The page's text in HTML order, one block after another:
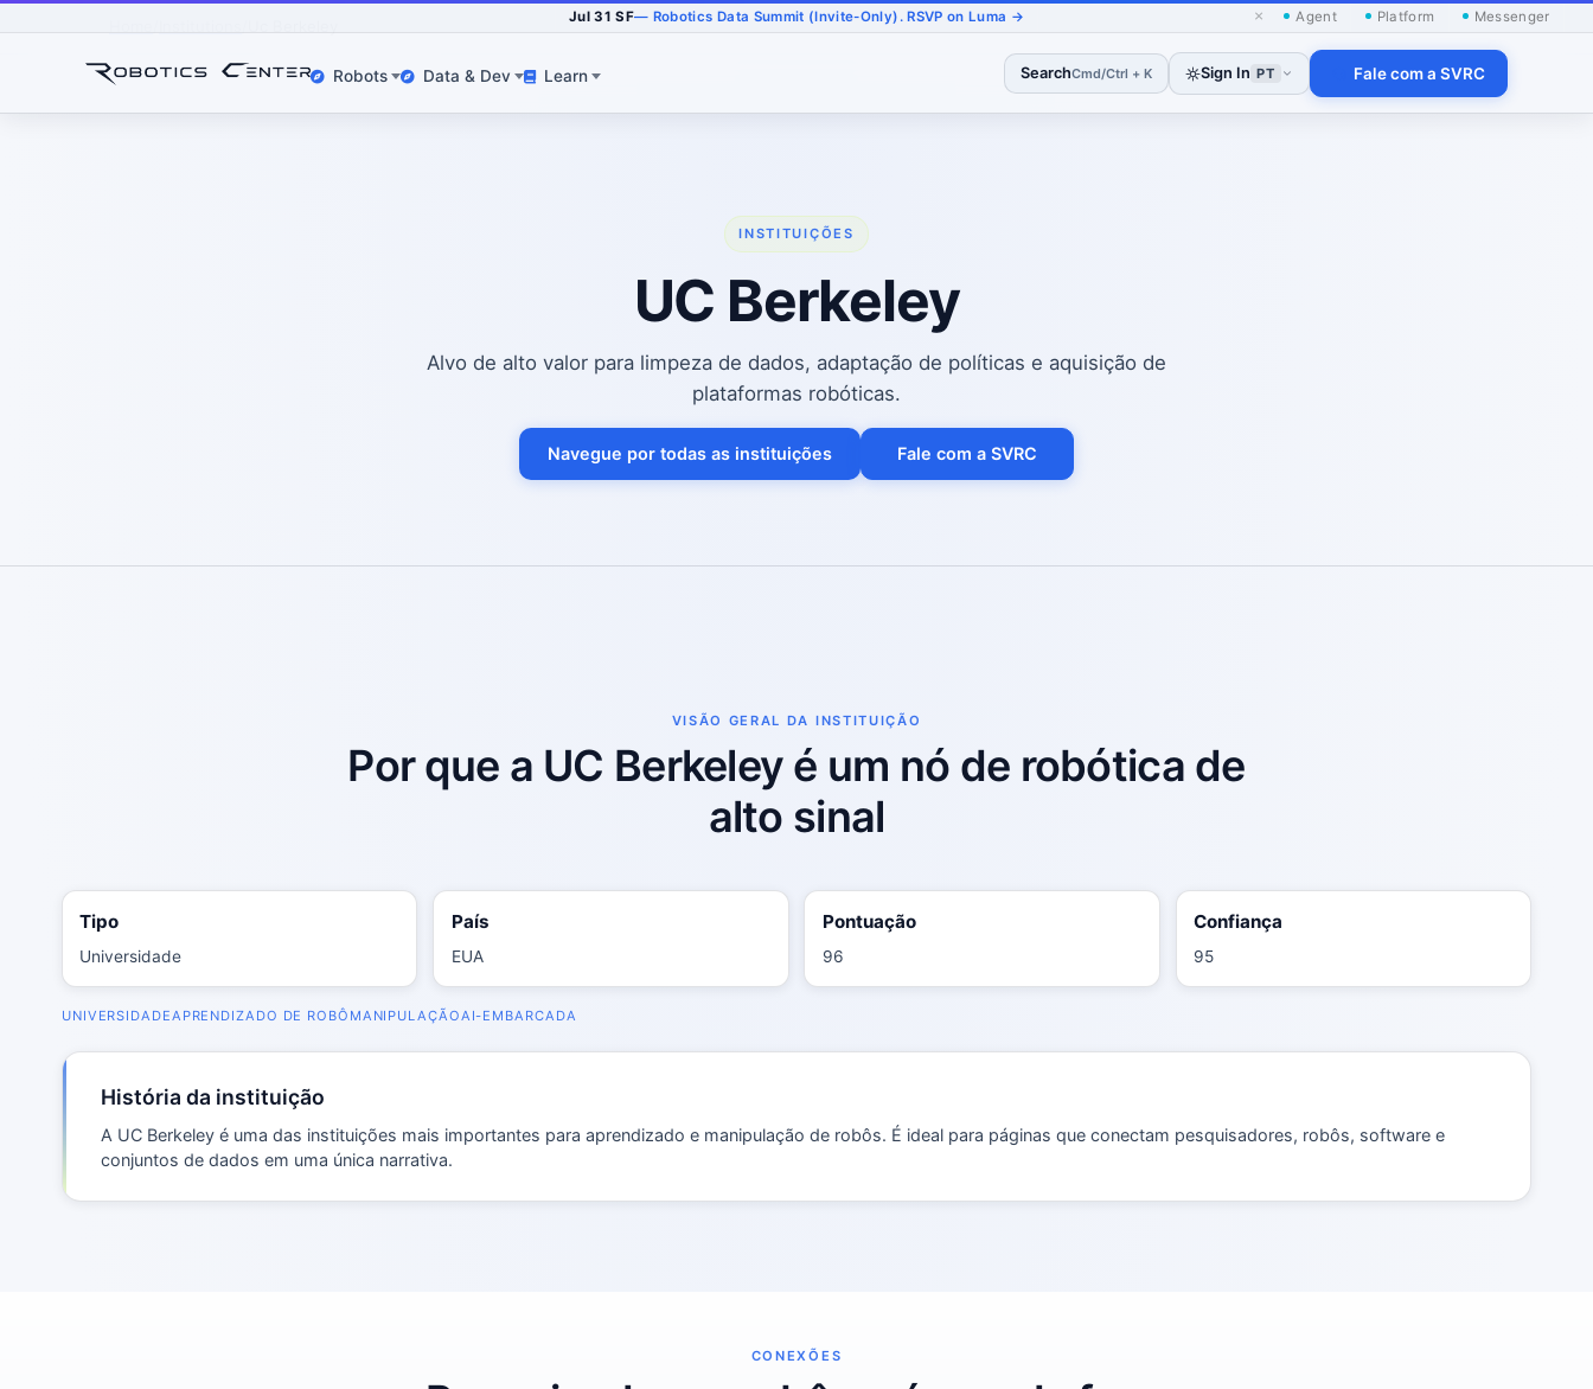
Jul 31 SF— Robotics Data Summit (Invite-Only). RSVP on Luma → × Agent Platform Messenger
Robots Data & Dev Learn SearchCmd/Ctrl + K Sign In PT Fale com a SVRC
INSTITUIÇÕES
UC Berkeley
Alvo de alto valor para limpeza de dados, adaptação de políticas e aquisição de
plataformas robóticas.
Navegue por todas as instituições Fale com a SVRC
VISÃO GERAL DA INSTITUIÇÃO
Por que a UC Berkeley é um nó de robótica de
alto sinal
Tipo
Universidade
País
EUA
Pontuação
96
Confiança
95
UNIVERSIDADEAPRENDIZADO DE ROBÔ MANIPULAÇÃOAI-EMBARCADA
História da instituição
A UC Berkeley é uma das instituições mais importantes para aprendizado e manipulação de robôs. É ideal para páginas que conectam pesquisadores, robôs, software e
conjuntos de dados em uma única narrativa.
CONEXÕES